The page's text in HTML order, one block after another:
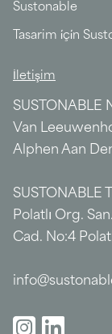
Sustonable
Tasarim i̇çi̇n
İletişim
SUSTONABLE
Van
Alphen Aan
SUSTONABLE
Polatlı Org.
Cad. No:4